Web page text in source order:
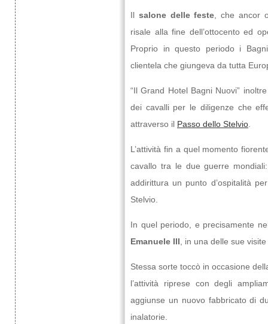
Il salone delle feste , che ancor
risale alla fine dell’ottocento ed
Proprio in questo periodo i
clientela che giungeva da tutta
“Il Grand Hotel Bagni Nuovi”
dei cavalli per le diligenze che
attraverso il Passo dello Stelvio
L’attività fin a quel momento
cavallo tra le due guerre
addirittura un punto d’ospitalità
Stelvio.
In quel periodo, e precisamente
Emanuele III , in una delle sue
Stessa sorte toccò in occasione
l’attività riprese con degli
aggiunse un nuovo fabbricato di
inalatorie.